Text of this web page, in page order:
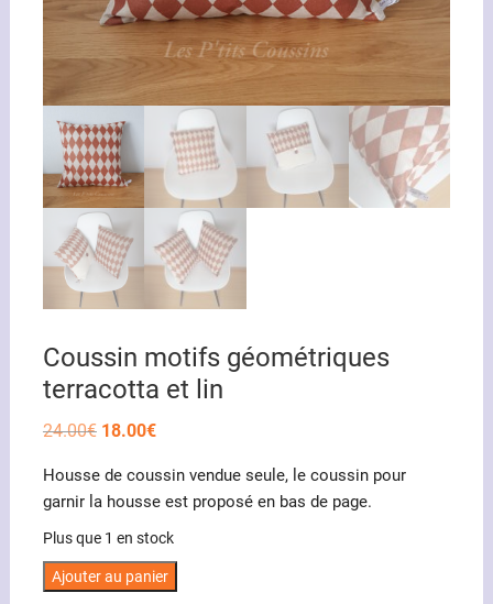
Coussin motifs géométriques
terracotta et lin
24.00€ Le
était :
24.00€.
18.00€Le
est :
18.00€.
Housse de coussin vendue seule, le coussin pour
garnir la housse est proposé en bas de page.
Plus que 1 en stock
quantité
Ajouter au panier